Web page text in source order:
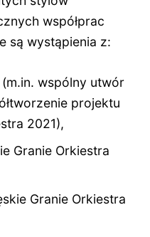
współprac
są wystąpienia z:
(m.in. wspólny utwór
projektu
2021),
Granie Orkiestra
Granie Orkiestra